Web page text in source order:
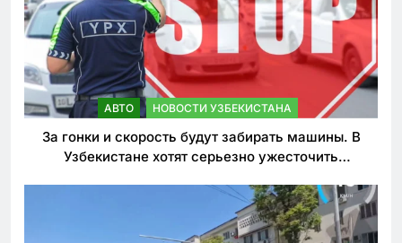
АВТО НОВОСТИ УЗБЕКИСТАНА
За гонки и скорость будут забирать машины. В
Узбекистане хотят серьезно ужесточить